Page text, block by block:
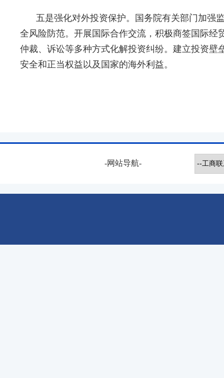
五是强化对外投资保护。国务院有关部门加强
全风险防范。开展国际合作交流，积极商签国际
仲裁、诉讼等多种方式化解投资纠纷。建立投资
安全和正当权益以及国家的海外利益。
-网站导航-